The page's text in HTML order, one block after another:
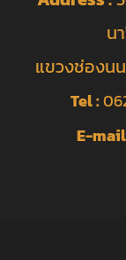
น
แขวงช่องน
Tel :
E-